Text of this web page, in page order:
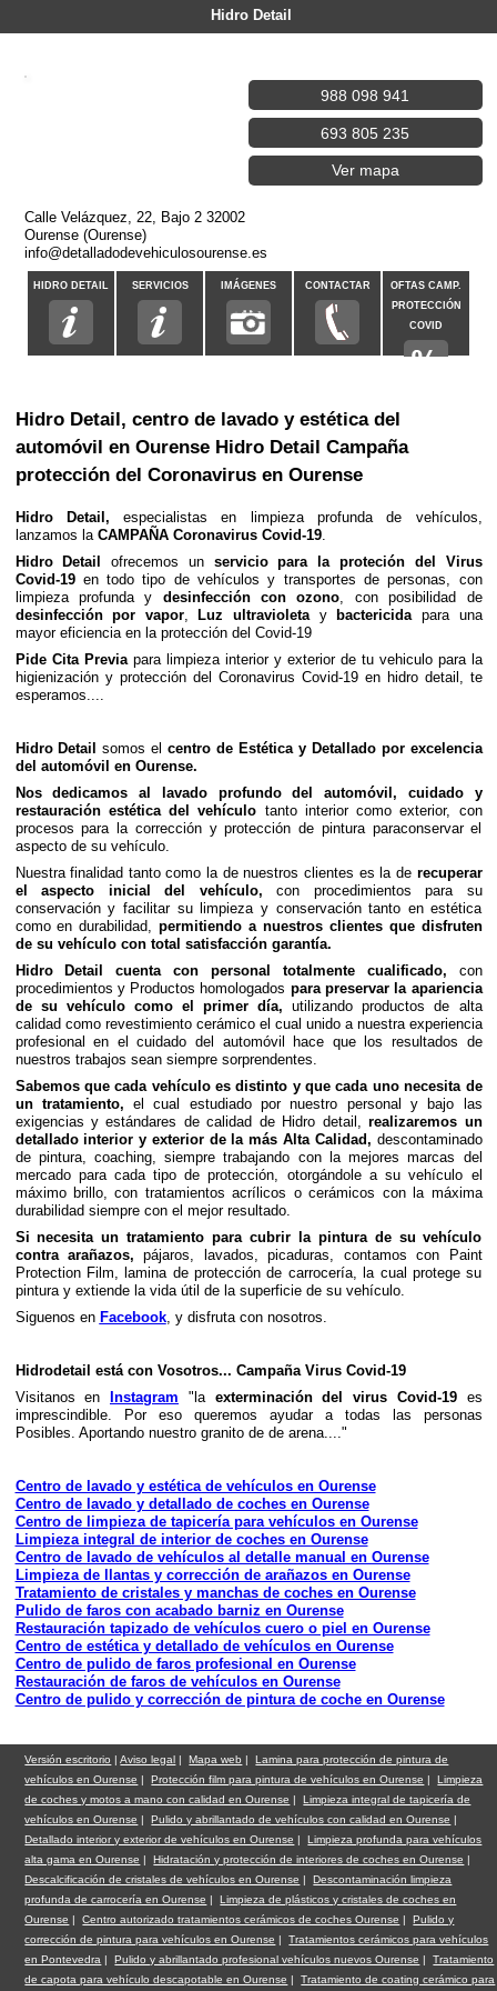
Hidro Detail
988 098 941
693 805 235
Ver mapa
Calle Velázquez, 22, Bajo 2 32002
Ourense (Ourense)
info@detalladodevehiculosourense.es
HIDRO DETAIL SERVICIOS IMÁGENES CONTACTAR
OFTAS CAMP.
PROTECCIÓN
COVID
Hidro Detail, centro de lavado y estética del
automóvil en Ourense Hidro Detail Campaña
protección del Coronavirus en Ourense
Hidro Detail,especialistas en limpieza profunda de vehículos,
lanzamos la CAMPAÑA Coronavirus Covid-19.
Hidro Detail
ofrecemos un servicio para la proteción del Virus
Covid-19en todo tipo de vehículos y transportes de personas, con
limpieza profunda y desinfección con ozono, con posibilidad de
desinfección por vapor, Luz ultravioletay bactericidapara una
mayor eficiencia en la protección del Covid-19
Pide Cita Previapara limpieza interior y exterior de tu vehiculo para la
higienización y protección del Coronavirus Covid-19 en hidro detail, te
esperamos....
Hidro Detail somos elcentro de Estética y Detallado por excelencia
del automóvil en Ourense.
Nos dedicamos al lavado profundo del automóvil, cuidado y
restauración estética del vehículo tanto interior como exterior, con
procesos para la corrección y protección de pintura paraconservar el
aspecto de su vehículo.
Nuestra finalidad tanto como la de nuestros clientes es la derecuperar
el aspecto inicial del vehículo, con procedimientos para su
conservación y facilitar su limpieza y conservación tanto en estética
como en durabilidad,permitiendo a nuestros clientes que disfruten
de su vehículo con total satisfacción garantía.
Hidro Detail cuenta con personal totalmente cualificado, con
procedimientos y Productos homologados para preservar la apariencia
de su vehículo como el primer día, utilizando productos de alta
calidad como revestimiento cerámico el cual unido a nuestra experiencia
profesional en el cuidado del automóvil hace que los resultados de
nuestros trabajos sean siempre sorprendentes.
Sabemos que cada vehículo es distinto y que cada uno necesita de
un tratamiento, el cual estudiado por nuestro personal y bajo las
exigencias y estándares de calidad de Hidro detail,realizaremos un
detallado interior y exterior de la más Alta Calidad, descontaminado
de pintura, coaching, siempre trabajando con la mejores marcas del
mercado para cada tipo de protección, otorgándole a su vehículo el
máximo brillo, con tratamientos acrílicos o cerámicos con la máxima
durabilidad siempre con el mejor resultado.
Si necesita un tratamiento para cubrir la pintura de su vehículo
contra arañazos, pájaros, lavados, picaduras, contamos con Paint
Protection Film, lamina de protección de carrocería, la cual protege su
pintura y extiende la vida útil de la superficie de su vehículo.
Siguenos en Facebook, y disfruta con nosotros.
Hidrodetail está con Vosotros... Campaña Virus Covid-19
Visitanos en
Instagram "la exterminación del virus Covid-19es
imprescindible. Por eso queremos ayudar a todas las personas
Posibles. Aportando nuestro granito de de arena...."
Centro de lavado y estética de vehículos en Ourense
Centro de lavado y detallado de coches en Ourense
Centro de limpieza de tapicería para vehículos en Ourense
Limpieza integral de interior de coches en Ourense
Centro de lavado de vehículos al detalle manual en Ourense
Limpieza de llantas y corrección de arañazos en Ourense
Tratamiento de cristales y manchas de coches en Ourense
Pulido de faros con acabado barniz en Ourense
Restauración tapizado de vehículos cuero o piel en Ourense
Centro de estética y detallado de vehículos en Ourense
Centro de pulido de faros profesional en Ourense
Restauración de faros de vehículos en Ourense
Centro de pulido y corrección de pintura de coche en Ourense
Versión escritorio |Aviso legal |Mapa web |Lamina para protección de pintura de
vehículos en Ourense |Protección film para pintura de vehículos en Ourense |Limpieza
de coches y motos a mano con calidad en Ourense |Limpieza integral de tapicería de
vehículos en Ourense |Pulido y abrillantado de vehículos con calidad en Ourense |
Detallado interior y exterior de vehículos en Ourense |Limpieza profunda para vehículos
alta gama en Ourense |Hidratación y protección de interiores de coches en Ourense |
Descalcificación de cristales de vehículos en Ourense |Descontaminación limpieza
profunda de carrocería en Ourense |Limpieza de plásticos y cristales de coches en
Ourense |Centro autorizado tratamientos cerámicos de coches Ourense |Pulido y
corrección de pintura para vehículos en Ourense |Tratamientos cerámicos para vehículos
en Pontevedra |Pulido y abrillantado profesional vehículos nuevos Ourense |Tratamiento
de capota para vehículo descapotable en Ourense |Tratamiento de coating cerámico para